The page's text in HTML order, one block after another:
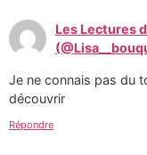
Les Lectures
Je ne connais pas du
découvrir
Répondre